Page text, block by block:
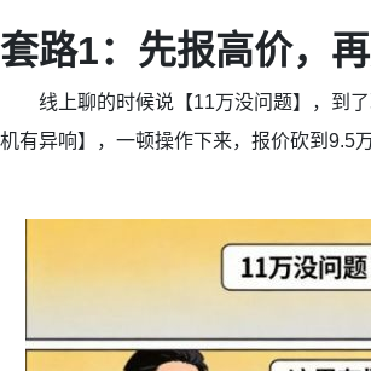
套路1：先报高价，
线上聊的时候说【11万没问题】，到了
机有异响】，一顿操作下来，报价砍到9.5